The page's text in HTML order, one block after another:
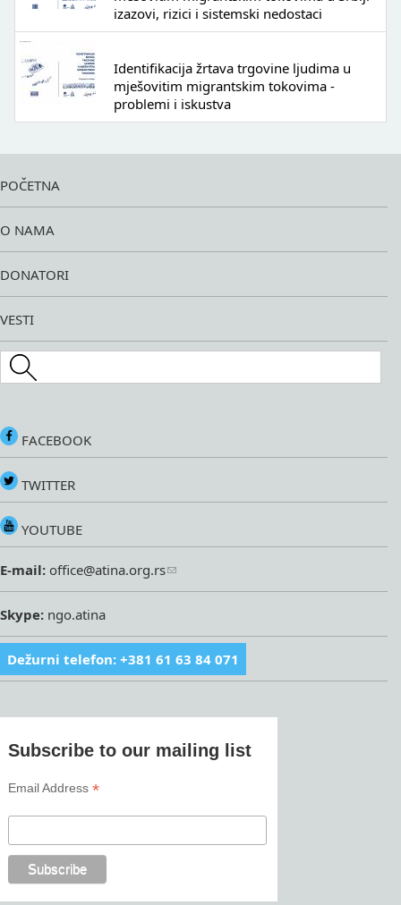
izazovi, rizici i sistemski nedostaci
Identifikacija žrtava trgovine ljudima u
mješovitim migrantskim tokovima -
problemi i iskustva
POČETNA
O NAMA
DONATORI
VESTI
Search this site
FACEBOOK
TWITTER
YOUTUBE
E-mail: office@atina.org.rs
Skype: ngo.atina
Dežurni telefon: +381 61 63 84 071
Subscribe to our mailing list
Email Address*